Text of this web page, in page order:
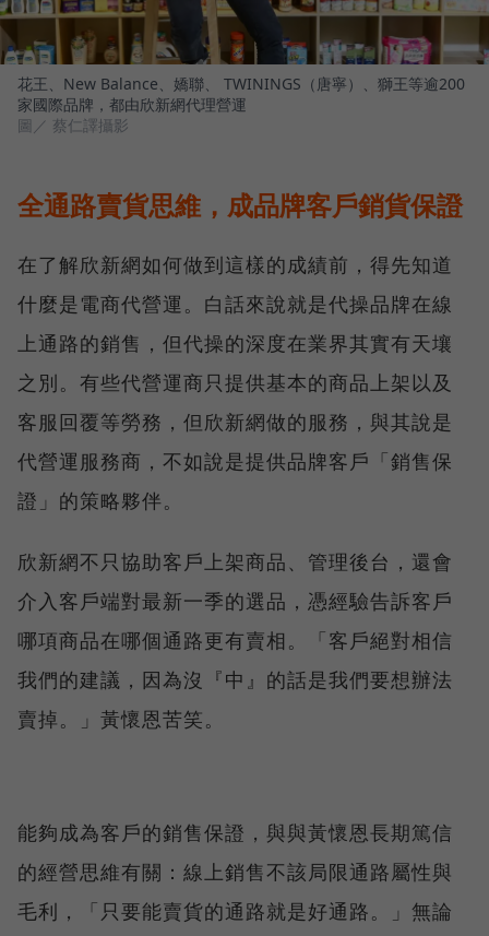
花王、New Balance、嬌聯、 TWININGS（唐寧）、獅王等逾200
家國際品牌，都由欣新網代理營運
圖／ 蔡仁譯攝影
全通路賣貨思維，成品牌客戶銷貨保證
在了解欣新網如何做到這樣的成績前，得先知道
什麼是電商代營運。白話來說就是代操品牌在線
上通路的銷售，但代操的深度在業界其實有天壤
之別。有些代營運商只提供基本的商品上架以及
客服回覆等勞務，但欣新網做的服務，與其說是
代營運服務商，不如說是提供品牌客戶「銷售保
證」的策略夥伴。
欣新網不只協助客戶上架商品、管理後台，還會
介入客戶端對最新一季的選品，憑經驗告訴客戶
哪項商品在哪個通路更有賣相。「客戶絕對相信
我們的建議，因為沒『中』的話是我們要想辦法
賣掉。」黃懷恩苦笑。
能夠成為客戶的銷售保證，與與黃懷恩長期篤信
的經營思維有關：線上銷售不該局限通路屬性與
毛利，「只要能賣貨的通路就是好通路。」無論